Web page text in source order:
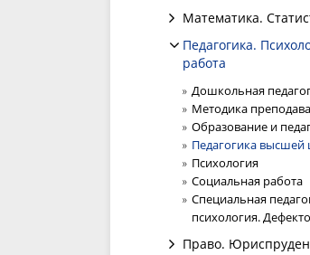
Математика.
Педагогика.
работа
Дошкольная
Методика
Образование и
Педагогика
Психология
Социальная работа
Специальная
психология.
Право.